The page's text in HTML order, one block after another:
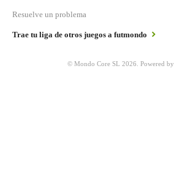
Resuelve un problema
Trae tu liga de otros juegos a futmondo
© Mondo Core SL 2026. Powered by